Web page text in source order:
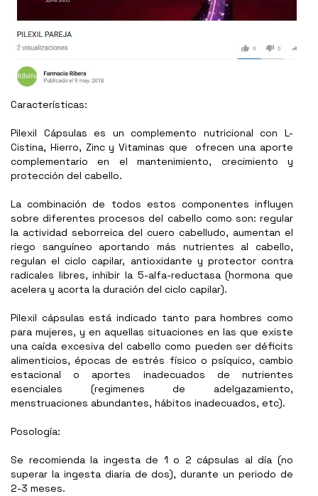
Características:
Pilexil Cápsulas es un complemento nutricional con L-
Cistina, Hierro, Zinc y Vitaminas que ofrecen una aporte
complementario en el mantenimiento, crecimiento y
protección del cabello.
La combinación de todos estos componentes influyen
sobre diferentes procesos del cabello como son: regular
la actividad seborreica del cuero cabelludo, aumentan el
riego sanguíneo aportando más nutrientes al cabello,
regulan el ciclo capilar, antioxidante y protector contra
radicales libres, inhibir la 5-alfa-reductasa (hormona que
acelera y acorta la duración del ciclo capilar).
Pilexil cápsulas está indicado tanto para hombres como
para mujeres, y en aquellas situaciones en las que existe
una caída excesiva del cabello como pueden ser déficits
alimenticios, épocas de estrés físico o psíquico, cambio
estacional o aportes inadecuados de nutrientes
esenciales (regimenes de adelgazamiento,
menstruaciones abundantes, hábitos inadecuados, etc).
Posología:
Se recomienda la ingesta de 1 o 2 cápsulas al día (no
superar la ingesta diaria de dos), durante un periodo de
2-3 meses.